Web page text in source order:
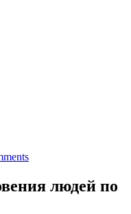
людей по